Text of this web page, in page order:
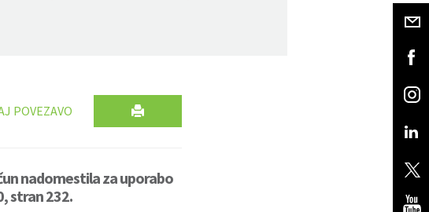
POVEZAVO
nadomestila za uporabo
stran 232.